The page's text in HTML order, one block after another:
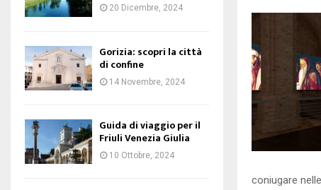
coniugare
20 Dicembre, 2024
Gorizia: scopri la città
di confine
14 Novembre, 2024
Guida di viaggio per il
Friuli Venezia Giulia
10 Ottobre, 2024